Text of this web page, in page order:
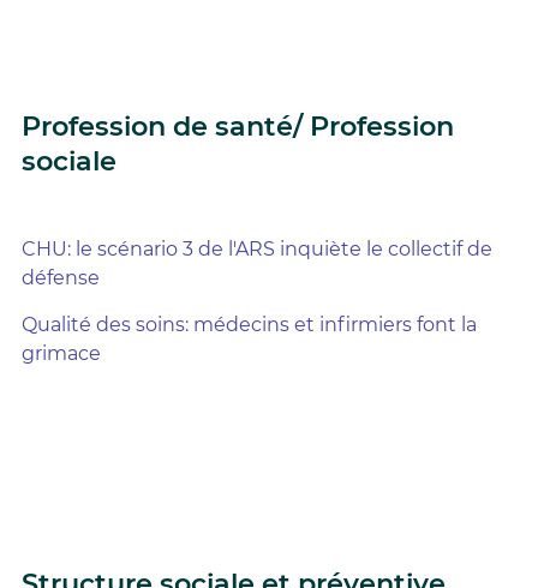
Profession de santé/ Profession
sociale
CHU: le scénario 3 de l'ARS inquiète le collectif de
défense
Qualité des soins: médecins et infirmiers font la
grimace